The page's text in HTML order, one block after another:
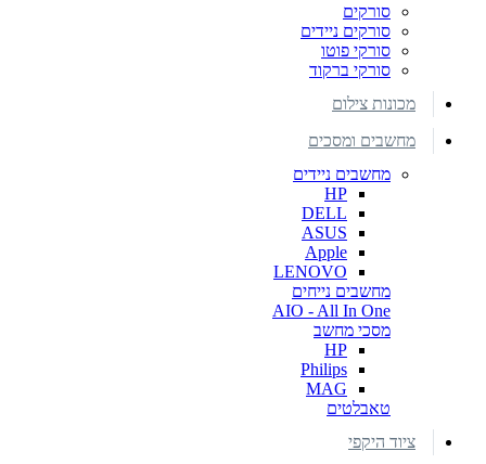
סורקים
סורקים ניידים
סורקי פוטו
סורקי ברקוד
מכונות צילום
מחשבים ומסכים
מחשבים ניידים
HP
DELL
ASUS
Apple
LENOVO
מחשבים נייחים
AIO - All In One
מסכי מחשב
HP
Philips
MAG
טאבלטים
ציוד היקפי